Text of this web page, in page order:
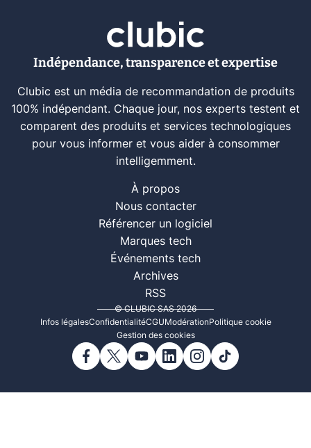
Indépendance, transparence et expertise
Clubic est un média de recommandation de produits
100% indépendant. Chaque jour, nos experts testent et
comparent des produits et services technologiques
pour vous informer et vous aider à consommer
intelligemment.
À propos
Nous contacter
Référencer un logiciel
Marques tech
Événements tech
Archives
RSS
© CLUBIC SAS 2026
Infos légalesConfidentialitéCGUModérationPolitique cookie
Gestion des cookies